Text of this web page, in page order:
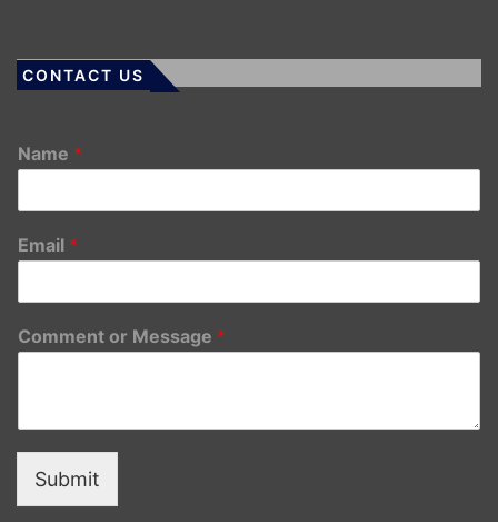
CONTACT US
Name *
Email *
Comment or Message *
Submit